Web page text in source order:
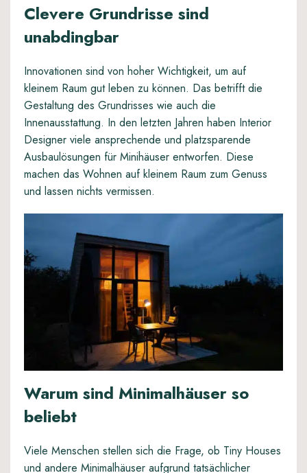
Clevere Grundrisse sind
unabdingbar
Innovationen sind von hoher Wichtigkeit, um auf
kleinem Raum gut leben zu können. Das betrifft die
Gestaltung des Grundrisses wie auch die
Innenausstattung. In den letzten Jahren haben Interior
Designer viele ansprechende und platzsparende
Ausbaulösungen für Minihäuser entworfen. Diese
machen das Wohnen auf kleinem Raum zum Genuss
und lassen nichts vermissen.
Warum sind Minimalhäuser so
beliebt
Viele Menschen stellen sich die Frage, ob Tiny Houses
und andere Minimalhäuser aufgrund tatsächlicher